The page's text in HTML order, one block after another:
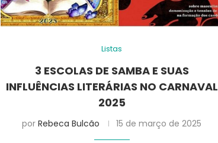
Listas
3 ESCOLAS DE SAMBA E SUAS
INFLUÊNCIAS LITERÁRIAS NO CARNAVAL
2025
porRebeca Bulcão 15 de março de 2025